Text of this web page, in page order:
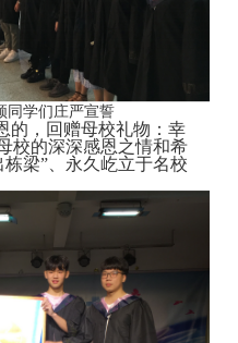
同学们庄严宣誓
的，回赠母校礼物：幸
校的深深感恩之情和希
梁”、永久屹立于名校